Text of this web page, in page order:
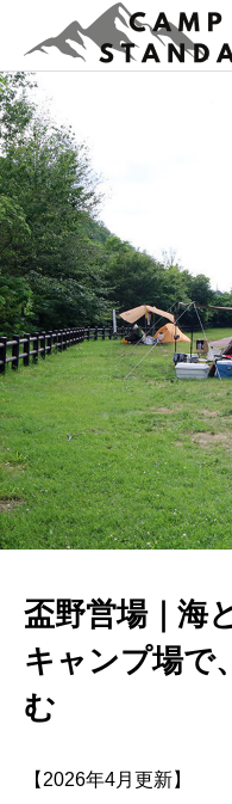
盃野営場｜海
キャンプ場で
む
【2026年4月更新】